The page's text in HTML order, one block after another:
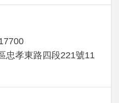
忠孝東路四段221號11